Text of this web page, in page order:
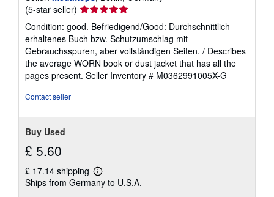
(5-star seller) Seller
rating
5
out
of
5
stars
Condition: good. Befriedigend/Good: Durchschnittlich
erhaltenes Buch bzw. Schutzumschlag mit
Gebrauchsspuren, aber vollständigen Seiten. / Describes
the average WORN book or dust jacket that has all the
pages present. Seller Inventory # M0362991005X-G
Contact seller
Buy Used
£ 5.60
£ 17.14 shipping
Learn
more
Ships from Germany to U.S.A.